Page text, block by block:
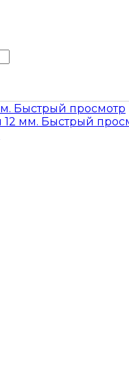
Быстрый просмотр
Быстрый